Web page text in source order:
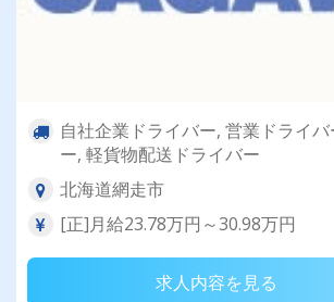
自社企業ドライバー, 営業ドライ
ー, 軽貨物配送ドライバー
北海道網走市
[正]月給23.78万円～30.98万円
求人内容を見る